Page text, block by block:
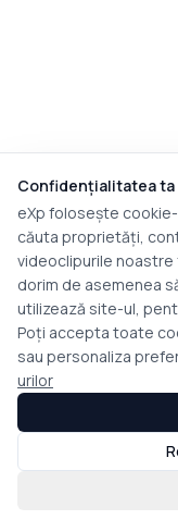
Confidențialitatea ta
eXp folosește
căuta proprietăți,
videoclipurile noastre
dorim de asemenea
utilizează site-ul,
Poți accepta toate
sau personaliza
urilor